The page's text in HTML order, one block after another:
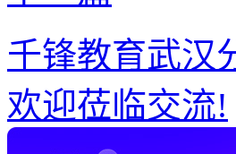
千锋教育武汉
欢迎莅临交流!